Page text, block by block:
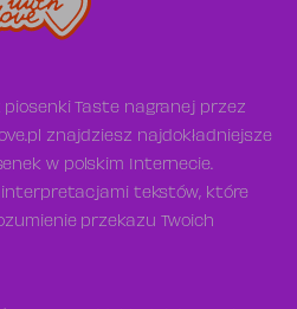
Taste nagranej przez
znajdziesz najdokładniejsze
w polskim Internecie.
interpretacjami tekstów, które
przekazu Twoich